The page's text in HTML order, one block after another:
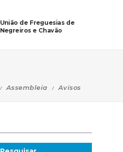
União de Freguesias de
Negreiros e Chavão
Assembleia Avisos